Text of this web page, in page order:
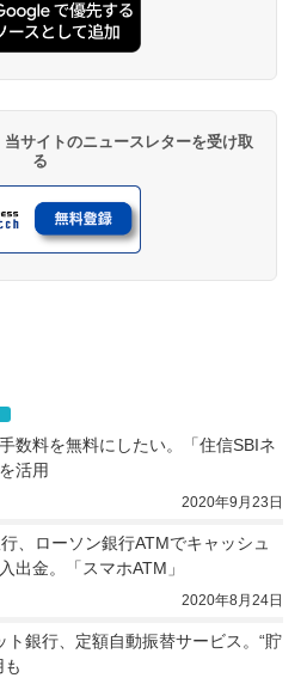
サイトのニュースレターを受け取
る
数料を無料にしたい。「住信SBIネ
活用
2020年9月23日
、ローソン銀行ATMでキャッシュ
出金。「スマホATM」
2020年8月24日
ト銀行、定額自動振替サービス。“貯
も